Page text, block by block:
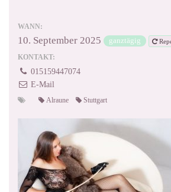
WANN:
10. September 2025 ganztägig
KONTAKT:
015159447074
E-Mail
Alraune Stuttgart